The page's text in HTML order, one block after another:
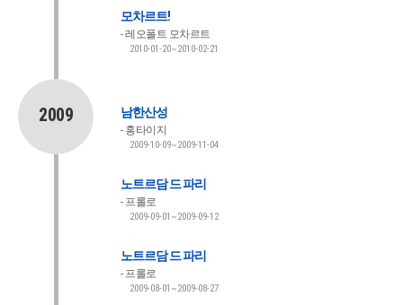
모차르트!
레오폴트 모차르트
2010-01-20~2010-02-21
2009 남한산성
홍타이지
2009-10-09~2009-11-04
노트르담 드 파리
프롤로
2009-09-01~2009-09-12
노트르담 드 파리
프롤로
2009-08-01~2009-08-27